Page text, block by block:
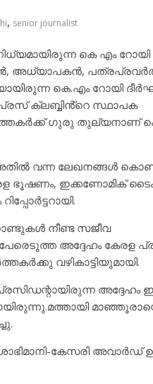
, senior journalist
കെ എം റോയി
അധ്യാപകൻ,
കെ.എം റോയി
പ്രസ് ക്ലബ്ബിൻ്റെ സ്ഥാപക
ഗുരു തുല്യനാണ്
വന്ന ലേഖനങ്ങൾ
ഭൂഷണം, ഇക്കണോമിക്
നീണ്ട സജീവ
അദ്ദേഹം കേരള
വഴികാട്ടിയുമായി.
അദ്ദേഹം
കേസരി അവാർഡ്